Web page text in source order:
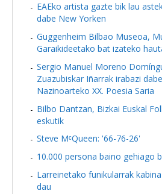
EAEko artista gazte bik lau
dabe New Yorken
Guggenheim Bilbao Museoa,
Garaikideetako bat izateko
Sergio Manuel Moreno
Zuazubiskar Iñarrak irabazi
Nazinoarteko XX. Poesia Saria
Bilbo Dantzan, Bizkai Euskal
eskutik
Steve MᶜQueen: '66-76-26'
10.000 persona baino gehiago
Larreinetako funikularrak
dau